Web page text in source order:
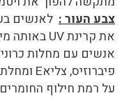
צבע העור : לאנשים
את קרינתUV באותה
אנשים עם מחלות
פיברוזיס, צליאE
על רמת חילוף